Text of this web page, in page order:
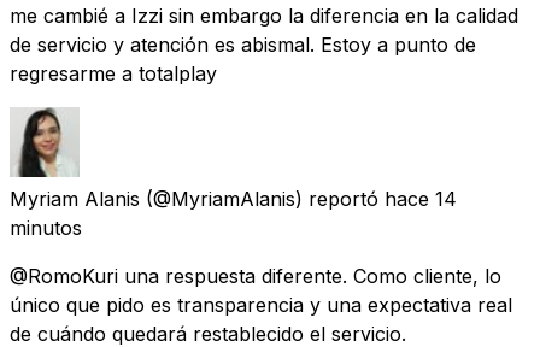
me cambié a Izzi sin embargo la diferencia en la calidad
de servicio y atención es abismal. Estoy a punto de
regresarme a totalplay
Myriam Alanis (@MyriamAlanis) reportó hace 14
minutos
@RomoKuri una respuesta diferente. Como cliente, lo
único que pido es transparencia y una expectativa real
de cuándo quedará restablecido el servicio.